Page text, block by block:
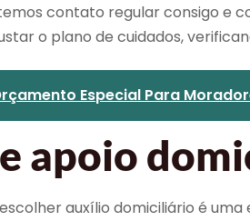
contato regular consigo e
o plano de cuidados,
Especial Para
apoio
auxílio domiciliário é